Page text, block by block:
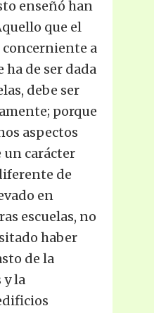
enseñó han
que el
concerniente a
de ser dada
debe ser
porque
aspectos
un carácter
de
en
escuelas, no
haber
de la
y la